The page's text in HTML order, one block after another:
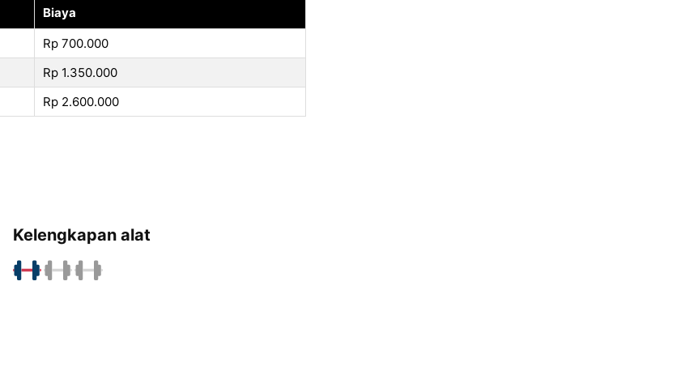
Biaya
Rp 700.000
Rp 1.350.000
Rp 2.600.000
Kelengkapan alat